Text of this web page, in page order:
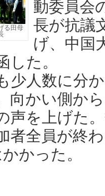
る田母
動委員会
長が抗議
げ、中国
した。
少人数に分
向かい側か
声を上げた
者全員が終
かった。